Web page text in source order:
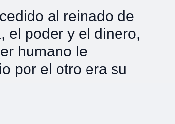
al reinado de
el poder y el dinero,
humano le
por el otro era su